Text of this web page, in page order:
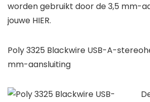
worden gebruikt door de 3,5 mm-
jouwe HIER.
Poly 3325 Blackwire USB-A-
mm-aansluiting